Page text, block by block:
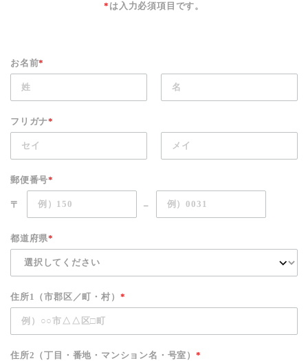
* は入力必須項目です。
お名前*
フリガナ*
郵便番号*
〒 –
都道府県*
住所1（市郡区／町・村） *
住所2（丁目・番地・マンション名・号室） *